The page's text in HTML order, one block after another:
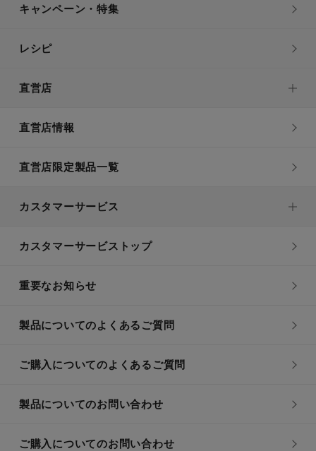
キャンペーン・特集
レシピ
直営店
直営店情報
直営店限定製品一覧
カスタマーサービス
カスタマーサービストップ
重要なお知らせ
製品についてのよくあるご質問
ご購入についてのよくあるご質問
製品についてのお問い合わせ
ご購入についてのお問い合わせ